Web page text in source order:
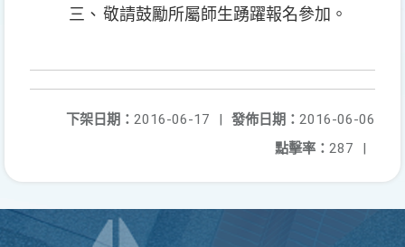
三、 敬請鼓勵所屬師生踴躍報名參加。
發佈日期： 2016-06-06
下架日期： 2016-06-17
|
點擊率： 287 |